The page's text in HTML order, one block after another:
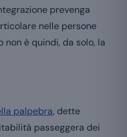
prevenga
nelle persone
non è quindi, da solo, la
palpebra, dette
passeggera dei